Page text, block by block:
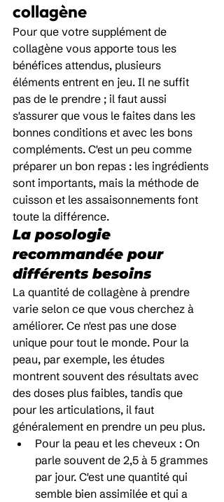
collagène
Pour que votre supplément de
collagène vous apporte tous les
bénéfices attendus, plusieurs
éléments entrent en jeu. Il ne suffit
pas de le prendre ; il faut aussi
s'assurer que vous le faites dans les
bonnes conditions et avec les bons
compléments. C'est un peu comme
préparer un bon repas : les ingrédients
sont importants, mais la méthode de
cuisson et les assaisonnements font
toute la différence.
La posologie
recommandée pour
différents besoins
La quantité de collagène à prendre
varie selon ce que vous cherchez à
améliorer. Ce n'est pas une dose
unique pour tout le monde. Pour la
peau, par exemple, les études
montrent souvent des résultats avec
des doses plus faibles, tandis que
pour les articulations, il faut
généralement en prendre un peu plus.
Pour la peau et les cheveux : On
parle souvent de 2,5 à 5 grammes
par jour. C'est une quantité qui
semble bien assimilée et qui a